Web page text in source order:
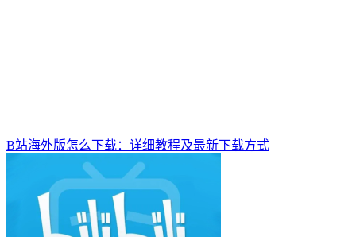
B站海外版怎么下载：详细教程及最新下载方式